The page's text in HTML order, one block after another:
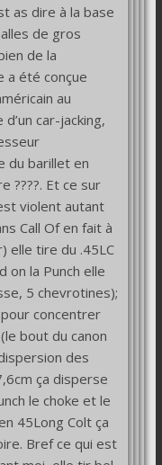
as dire à la base
de gros
de la
a été conçue
au
car-jacking,
du barillet en
????. Et ce sur
violent autant
Call Of en fait à
elle tire du .45LC
on la Punch elle
5 chevrotines);
concentrer
bout du canon
des
ça disperse
le choke et le
45Long Colt ça
Bref ce qui est